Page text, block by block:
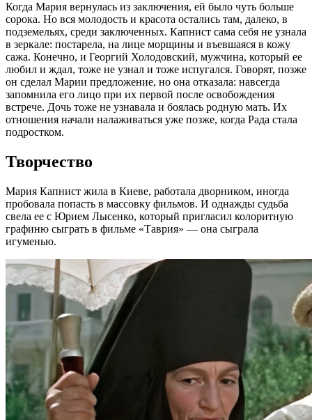
Когда Мария вернулась из заключения, ей было чуть больше
сорока. Но вся молодость и красота остались там, далеко, в
подземельях, среди заключенных. Капнист сама себя не узнала
в зеркале: постарела, на лице морщины и въевшаяся в кожу
сажа. Конечно, и Георгий Холодовский, мужчина, который ее
любил и ждал, тоже не узнал и тоже испугался. Говорят, позже
он сделал Марии предложение, но она отказала: навсегда
запомнила его лицо при их первой после освобождения
встрече. Дочь тоже не узнавала и боялась родную мать. Их
отношения начали налаживаться уже позже, когда Рада стала
подростком.
Творчество
Мария Капнист жила в Киеве, работала дворником, иногда
пробовала попасть в массовку фильмов. И однажды судьба
свела ее с Юрием Лысенко, который пригласил колоритную
графиню сыграть в фильме «Таврия» — она сыграла
игуменью.